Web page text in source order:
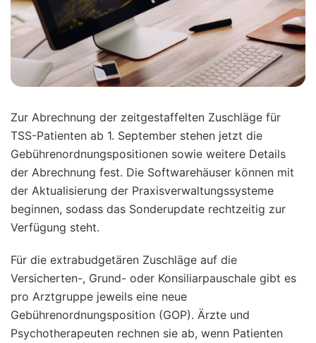
Zur Abrechnung der zeitgestaffelten Zuschläge für
TSS-Patienten ab 1. September stehen jetzt die
Gebührenordnungspositionen sowie weitere Details
der Abrechnung fest. Die Softwarehäuser können mit
der Aktualisierung der Praxisverwaltungssysteme
beginnen, sodass das Sonderupdate rechtzeitig zur
Verfügung steht.
Für die extrabudgetären Zuschläge auf die
Versicherten-, Grund- oder Konsiliarpauschale gibt es
pro Arztgruppe jeweils eine neue
Gebührenordnungsposition (GOP). Ärzte und
Psychotherapeuten rechnen sie ab, wenn Patienten